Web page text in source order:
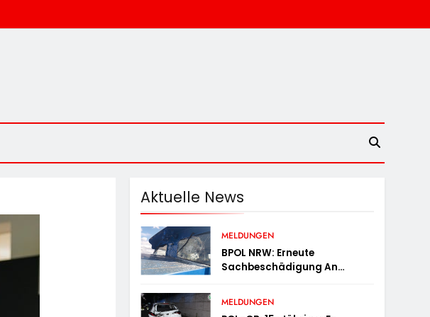
Aktuelle News
MELDUNGEN
BPOL NRW: Erneute
Sachbeschädigung An
MELDUNGEN